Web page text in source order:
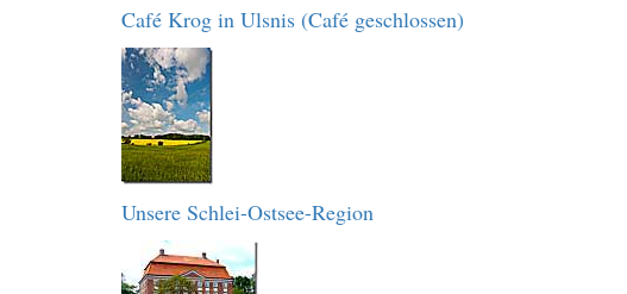
Café Krog in Ulsnis (Café geschlossen)
Unsere Schlei-Ostsee-Region